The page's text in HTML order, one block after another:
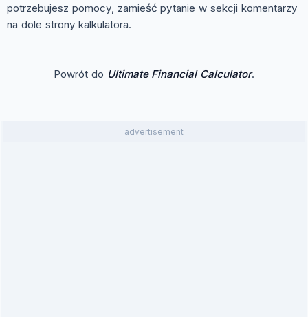
potrzebujesz pomocy, zamieść pytanie w sekcji komentarzy
na dole strony kalkulatora.
Powrót do Ultimate Financial Calculator.
advertisement